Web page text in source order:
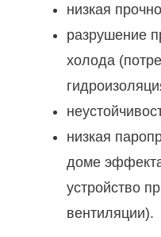
низкая
разрушение
холода
низкая
доме
устройство
вентиляции).